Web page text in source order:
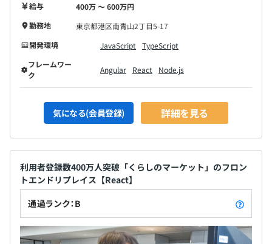
給与
400万 〜 600万円
勤務地
東京都港区南青山2丁目5-17
開発環境
JavaScript
TypeScript
フレームワー
ク
Angular React Node.js
気になる(会員登録) 詳細を見る
利用者登録数400万人突破「くらしのマーケット」のフロン
トエンドリプレイス【React】
通過ランク：B